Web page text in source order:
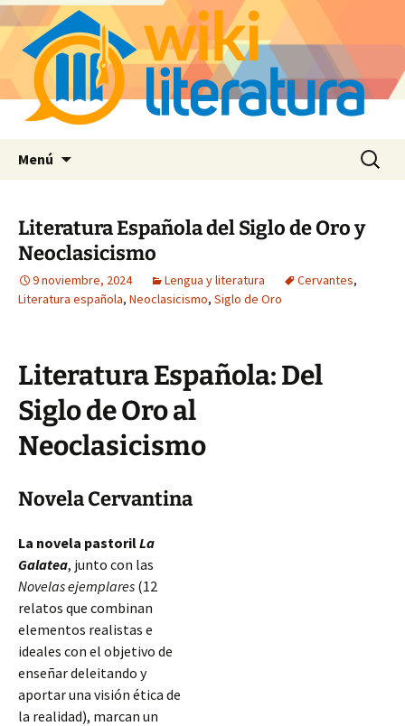
Menú Buscar:
Literatura Española del Siglo de Oro y
Neoclasicismo
9 noviembre, 2024 Lengua y literatura Cervantes,
Literatura española, Neoclasicismo, Siglo de Oro
Literatura Española: Del
Siglo de Oro al
Neoclasicismo
Novela Cervantina
La novela pastorilLa
Galatea, junto con las
Novelas ejemplares (12
relatos que combinan
elementos realistas e
ideales con el objetivo de
enseñar deleitando y
aportar una visión ética de
la realidad), marcan un